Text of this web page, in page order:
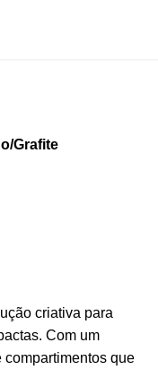
Grafite
criativa para
Com um
que